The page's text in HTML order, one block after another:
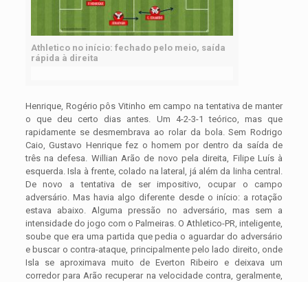
Athletico no início: fechado pelo meio, saída
rápida à direita
Henrique, Rogério pôs Vitinho em campo na tentativa de manter
o que deu certo dias antes. Um 4-2-3-1 teórico, mas que
rapidamente se desmembrava ao rolar da bola. Sem Rodrigo
Caio, Gustavo Henrique fez o homem por dentro da saída de
três na defesa. Willian Arão de novo pela direita, Filipe Luís à
esquerda. Isla à frente, colado na lateral, já além da linha central.
De novo a tentativa de ser impositivo, ocupar o campo
adversário. Mas havia algo diferente desde o início: a rotação
estava abaixo. Alguma pressão no adversário, mas sem a
intensidade do jogo com o Palmeiras. O Athletico-PR, inteligente,
soube que era uma partida que pedia o aguardar do adversário
e buscar o contra-ataque, principalmente pelo lado direito, onde
Isla se aproximava muito de Everton Ribeiro e deixava um
corredor para Arão recuperar na velocidade contra, geralmente,